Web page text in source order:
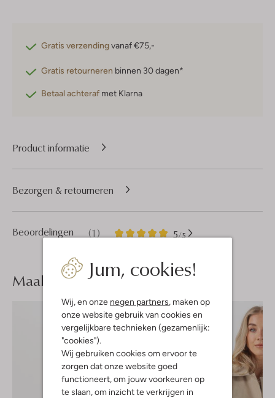
Jum, cookies!
Wij, en onze negen partners , maken op
onze website gebruik van cookies en
vergelijkbare technieken (gezamenlijk:
"cookies").
Wij gebruiken cookies om ervoor te
zorgen dat onze website goed
functioneert, om jouw voorkeuren op
te slaan, om inzicht te verkrijgen in
Gratis verzendingvanaf €75,-
Gratis retourneren binnen 30 dagen*
Betaal achteraf met Klarna
Product informatie
Beoordelingen (1) 5/5
1
5
Bezorgen & retourneren
Maak jelook compleet